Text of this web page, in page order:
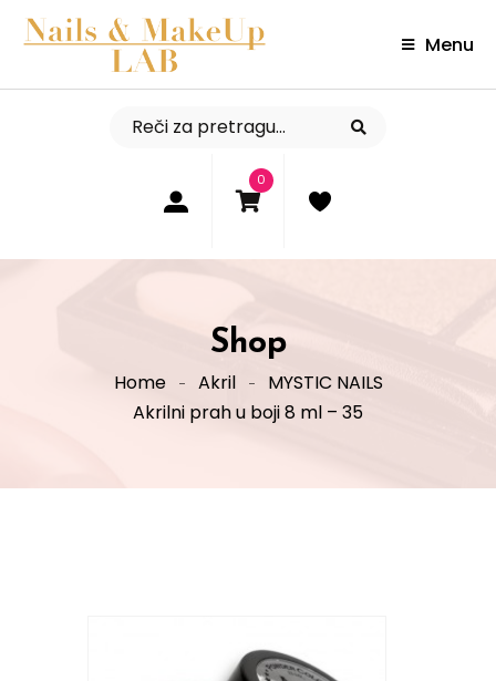
Menu
0
Shop
Home Akril
MYSTIC NAILS
Akrilni prah u boji 8 ml – 35